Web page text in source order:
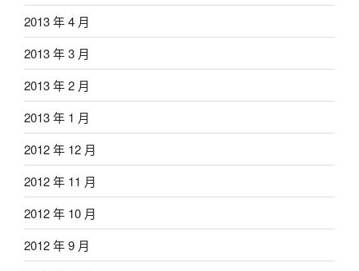
2013 年 4 月
2013 年 3 月
2013 年 2 月
2013 年 1 月
2012 年 12 月
2012 年 11 月
2012 年 10 月
2012 年 9 月